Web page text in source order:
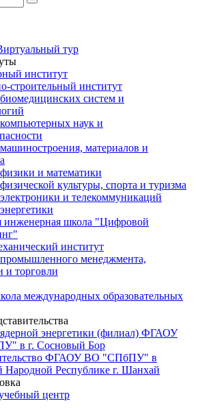
тур
институт
строительный институт
систем и
наук и
материалов и
и математики
культуры, спорта и туризма
и телекоммуникаций
инженерная школа "Цифровой
институт
менеджмента,
и торговли
международных образовательных
энергетики (филиал) ФГАОУ
в г. Сосновый Бор
ФГАОУ ВО "СПбПУ" в
Народной Республике г. Шанхай
центр